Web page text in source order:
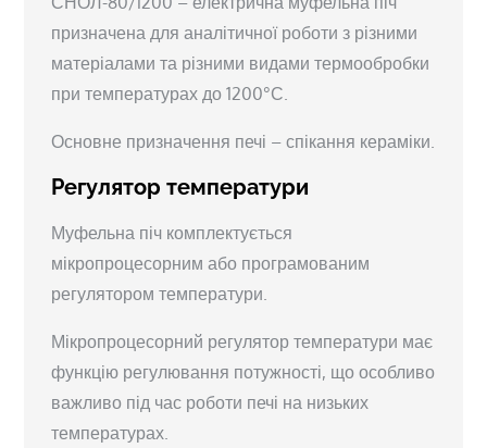
призначена для аналітичної роботи з різними
матеріалами та різними видами термообробки
при температурах до 1200°С.
Основне призначення печі – спікання кераміки.
Регулятор температури
Муфельна піч комплектується
мікропроцесорним або програмованим
регулятором температури.
Мікропроцесорний регулятор температури має
функцію регулювання потужності, що особливо
важливо під час роботи печі на низьких
температурах.